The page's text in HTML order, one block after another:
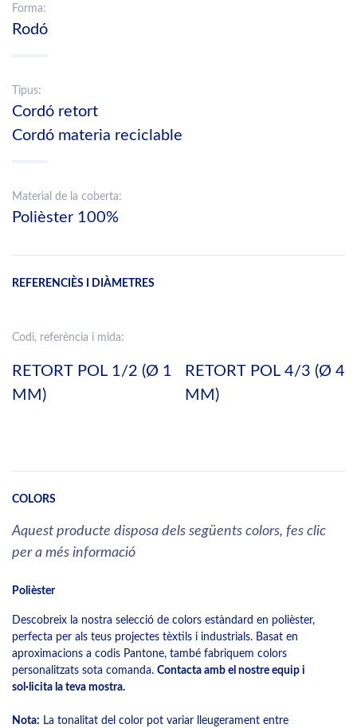
Forma:
Rodó
Tipus:
Cordó retort
Cordó materia reciclable
Material de la coberta:
Polièster 100%
REFERENCIÈS I DIÀMETRES
Codi, referència i mida:
RETORT POL 1/2 (Ø 1
MM)
RETORT POL 4/3 (Ø 4
MM)
COLORS
Aquest producte disposa dels següents colors, fes clic
per a més informació
Polièster
Descobreix la nostra selecció de colors estàndard en polièster,
perfecta per als teus projectes tèxtils i industrials. Basat en
aproximacions a codis Pantone, també fabriquem colors
personalitzats sota comanda. Contacta amb el nostre equip i
sol·licita la teva mostra.
Nota: La tonalitat del color pot variar lleugerament entre